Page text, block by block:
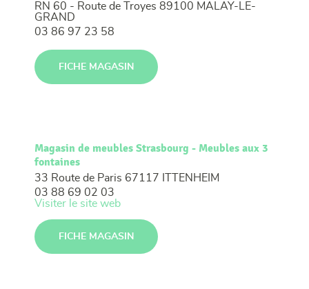
RN 60 - Route de Troyes 89100 MALAY-LE-
GRAND
03 86 97 23 58
FICHE MAGASIN
Magasin de meubles Strasbourg - Meubles aux 3
fontaines
33 Route de Paris 67117 ITTENHEIM
03 88 69 02 03
Visiter le site web
FICHE MAGASIN